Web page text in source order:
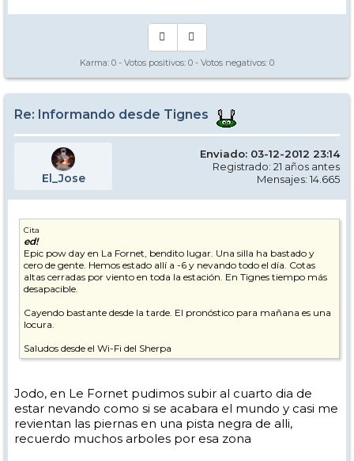
Karma: 0 - Votos positivos: 0 - Votos negativos: 0
Re: Informando desde Tignes
El_Jose
Enviado: 03-12-2012 23:14
Registrado: 21 años antes
Mensajes: 14.665
Cita
ed!
Epic pow day en La Fornet, bendito lugar. Una silla ha bastado y
cero de gente. Hemos estado allí a -6 y nevando todo el día. Cotas
altas cerradas por viento en toda la estación. En Tignes tiempo más
desapacible.
Cayendo bastante desde la tarde. El pronóstico para mañana es una
locura.
Saludos desde el Wi-Fi del Sherpa
Jodo, en Le Fornet pudimos subir al cuarto dia de
estar nevando como si se acabara el mundo y casi me
revientan las piernas en una pista negra de alli,
recuerdo muchos arboles por esa zona